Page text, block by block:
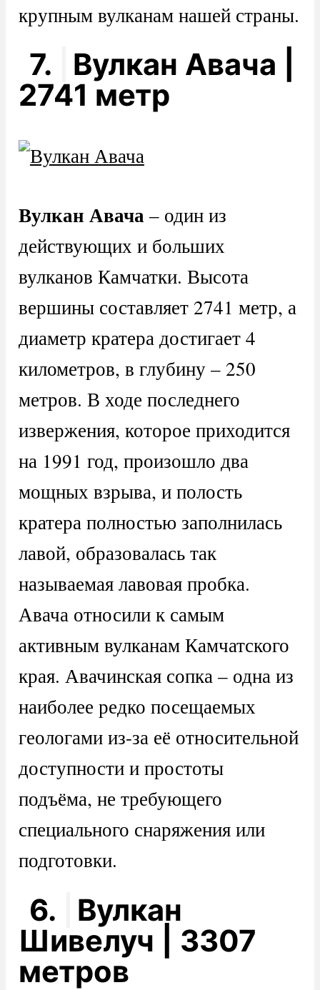
крупным вулканам нашей страны.
7.
Вулкан Авача |
2741 метр
Вулкан Авача – один из
действующих и больших
вулканов Камчатки. Высота
вершины составляет 2741 метр, а
диаметр кратера достигает 4
километров, в глубину – 250
метров. В ходе последнего
извержения, которое приходится
на 1991 год, произошло два
мощных взрыва, и полость
кратера полностью заполнилась
лавой, образовалась так
называемая лавовая пробка.
Авача относили к самым
активным вулканам Камчатского
края. Авачинская сопка – одна из
наиболее редко посещаемых
геологами из-за её относительной
доступности и простоты
подъёма, не требующего
специального снаряжения или
подготовки.
6.
Вулкан
Шивелуч | 3307
метров